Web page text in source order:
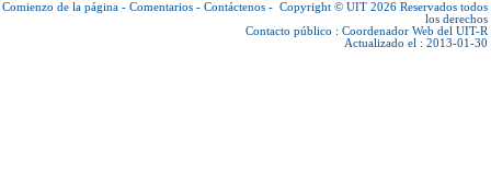
Comienzo de la página - Comentarios - Contáctenos - Copyright © UIT 2026 Reservados todos
los derechos
Contacto público : Coordenador Web del UIT-R
Actualizado el : 2013-01-30